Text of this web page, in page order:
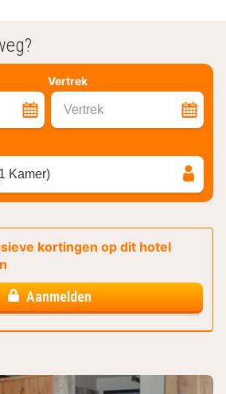
Vertrek
Vertrek
Kamer)
kortingen op dit hotel
Aanmelden